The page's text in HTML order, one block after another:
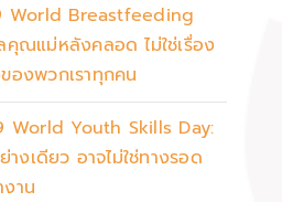
World Breastfeeding
คุณแม่หลังคลอด ไม่ใช่เรื่อง
องพวกเราทุกคน
World Youth Skills Day:
างเดียว อาจไม่ใช่ทางรอด
าน